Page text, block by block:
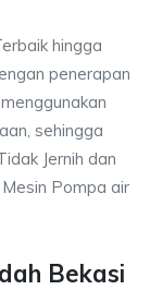
hingga
penerapan
sehingga
Jernih dan
Pompa air
Bekasi